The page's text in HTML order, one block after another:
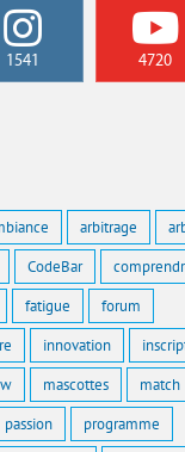
1541 4720
arbitrage
CodeBar
fatigue forum
innovation
mascottes match
passion programme